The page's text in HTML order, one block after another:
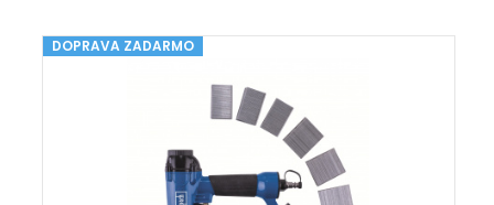
PRIDAŤ DO KOŠÍKA
DOPRAVA ZADARMO